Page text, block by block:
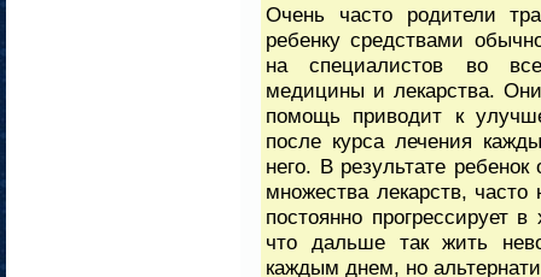
Очень часто родители
ребенку средствами
на специалистов во
медицины и лекарства.
помощь приводит к
после курса лечения
него. В результате
множества лекарств, часто
постоянно прогрессирует
что дальше так жить
каждым днем, но